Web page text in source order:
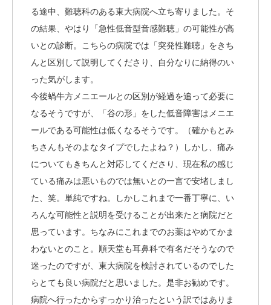
る途中、難聴科のある東大病院へ立ち寄りました。そ
の結果、やはり「急性低音型音感難聴」の可能性が高
いとの診断。こちらの病院では「突発性難聴」をきち
んと区別して説明してくださり、自分なりに納得のい
った気がします。
今後蝸牛方メニエールとの区別が経過を追って必要に
なるそうですが、「谷の形」をした低音障害はメニエ
ールである可能性は低くなるそうです。（確かもとみ
ちさんもそのよなタイプでしたよね？）しかし、痛み
についてもきちんと対応してくださり、現在私の感じ
ている痛みは悪いものでは無いとの一言で安堵しまし
た、笑。単純ですね。しかしこれまで一番丁寧に、い
ろんな可能性と説明を受けることが出来たと病院だと
思っています。ちなみにこれまでのお薬はやめてかま
わないとのこと。順天堂も耳鼻科で有名だそうなので
迷ったのですが、東大病院を検討されているのでした
らとても良い病院だと思いました。是非お勧めです。
病院へ行ったからすっかり治ったという訳ではありま